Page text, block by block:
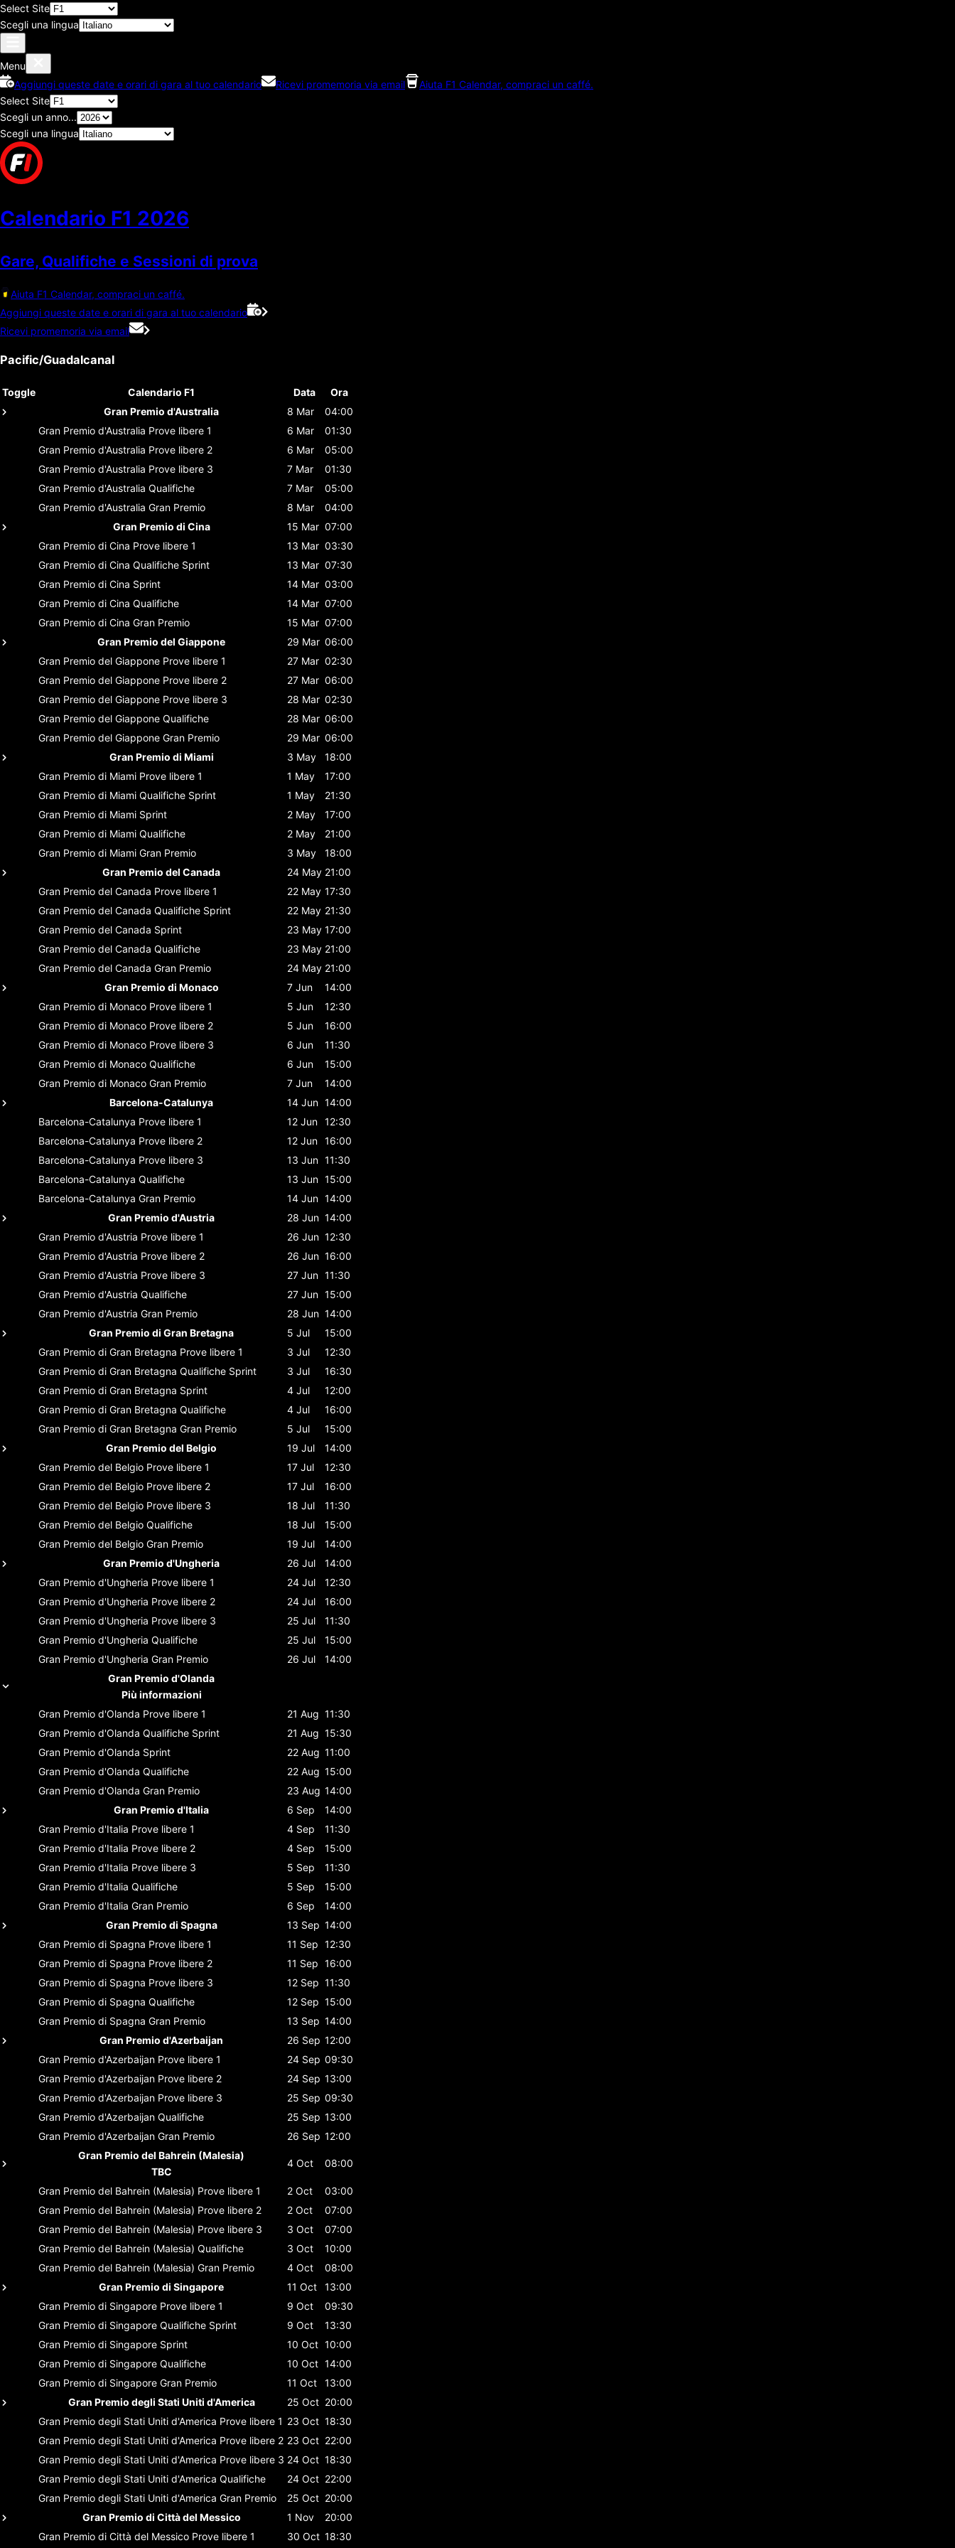
Select Site
Scegli una lingua
Menu
Aggiungi queste date e orari di gara al tuo calendario
Ricevi promemoria via email
Aiuta F1 Calendar, compraci un caffé.
Select Site
Scegli un anno...
Scegli una lingua
Calendario F1 2026
Gare, Qualifiche e Sessioni di prova
Aiuta F1 Calendar, compraci un caffé.
Aggiungi queste date e orari di gara al tuo calendario
Ricevi promemoria via email
Pacific/Guadalcanal
Toggle Calendario F1 Data
Ora
Gran Premio d'Australia
8 Mar
04:00
Gran Premio d'Australia Prove libere 1 6 Mar
01:30
Gran Premio d'Australia Prove libere 2 6 Mar
05:00
Gran Premio d'Australia Prove libere 3 7 Mar
01:30
Gran Premio d'Australia Qualifiche 7 Mar
05:00
Gran Premio d'Australia Gran Premio 8 Mar
04:00
Gran Premio di Cina
15 Mar 07:00
Gran Premio di Cina Prove libere 1 13 Mar 03:30
Gran Premio di Cina Qualifiche Sprint 13 Mar 07:30
Gran Premio di Cina Sprint 14 Mar 03:00
Gran Premio di Cina Qualifiche 14 Mar 07:00
Gran Premio di Cina Gran Premio 15 Mar 07:00
Gran Premio del Giappone
29 Mar 06:00
Gran Premio del Giappone Prove libere 1 27 Mar 02:30
Gran Premio del Giappone Prove libere 2 27 Mar 06:00
Gran Premio del Giappone Prove libere 3 28 Mar 02:30
Gran Premio del Giappone Qualifiche 28 Mar 06:00
Gran Premio del Giappone Gran Premio 29 Mar 06:00
Gran Premio di Miami
3 May
18:00
Gran Premio di Miami Prove libere 1 1 May
17:00
Gran Premio di Miami Qualifiche Sprint 1 May
21:30
Gran Premio di Miami Sprint 2 May
17:00
Gran Premio di Miami Qualifiche 2 May
21:00
Gran Premio di Miami Gran Premio 3 May
18:00
Gran Premio del Canada
24 May 21:00
Gran Premio del Canada Prove libere 1 22 May 17:30
Gran Premio del Canada Qualifiche Sprint 22 May 21:30
Gran Premio del Canada Sprint 23 May 17:00
Gran Premio del Canada Qualifiche 23 May 21:00
Gran Premio del Canada Gran Premio 24 May 21:00
Gran Premio di Monaco
7 Jun
14:00
Gran Premio di Monaco Prove libere 1 5 Jun
12:30
Gran Premio di Monaco Prove libere 2 5 Jun
16:00
Gran Premio di Monaco Prove libere 3 6 Jun
11:30
Gran Premio di Monaco Qualifiche 6 Jun
15:00
Gran Premio di Monaco Gran Premio 7 Jun
14:00
Barcelona-Catalunya
14 Jun 14:00
Barcelona-Catalunya Prove libere 1 12 Jun 12:30
Barcelona-Catalunya Prove libere 2 12 Jun 16:00
Barcelona-Catalunya Prove libere 3 13 Jun 11:30
Barcelona-Catalunya Qualifiche 13 Jun 15:00
Barcelona-Catalunya Gran Premio 14 Jun 14:00
Gran Premio d'Austria
28 Jun 14:00
Gran Premio d'Austria Prove libere 1 26 Jun 12:30
Gran Premio d'Austria Prove libere 2 26 Jun 16:00
Gran Premio d'Austria Prove libere 3 27 Jun 11:30
Gran Premio d'Austria Qualifiche 27 Jun 15:00
Gran Premio d'Austria Gran Premio 28 Jun 14:00
Gran Premio di Gran Bretagna
5 Jul
15:00
Gran Premio di Gran Bretagna Prove libere 1 3 Jul
12:30
Gran Premio di Gran Bretagna Qualifiche Sprint 3 Jul
16:30
Gran Premio di Gran Bretagna Sprint 4 Jul
12:00
Gran Premio di Gran Bretagna Qualifiche 4 Jul
16:00
Gran Premio di Gran Bretagna Gran Premio 5 Jul
15:00
Gran Premio del Belgio
19 Jul
14:00
Gran Premio del Belgio Prove libere 1 17 Jul
12:30
Gran Premio del Belgio Prove libere 2 17 Jul
16:00
Gran Premio del Belgio Prove libere 3 18 Jul
11:30
Gran Premio del Belgio Qualifiche 18 Jul
15:00
Gran Premio del Belgio Gran Premio 19 Jul
14:00
Gran Premio d'Ungheria
26 Jul
14:00
Gran Premio d'Ungheria Prove libere 1 24 Jul
12:30
Gran Premio d'Ungheria Prove libere 2 24 Jul
16:00
Gran Premio d'Ungheria Prove libere 3 25 Jul
11:30
Gran Premio d'Ungheria Qualifiche 25 Jul
15:00
Gran Premio d'Ungheria Gran Premio 26 Jul
14:00
Gran Premio d'Olanda
Più informazioni
Gran Premio d'Olanda Prove libere 1 21 Aug 11:30
Gran Premio d'Olanda Qualifiche Sprint 21 Aug 15:30
Gran Premio d'Olanda Sprint 22 Aug 11:00
Gran Premio d'Olanda Qualifiche 22 Aug 15:00
Gran Premio d'Olanda Gran Premio 23 Aug 14:00
Gran Premio d'Italia
6 Sep
14:00
Gran Premio d'Italia Prove libere 1 4 Sep
11:30
Gran Premio d'Italia Prove libere 2 4 Sep
15:00
Gran Premio d'Italia Prove libere 3 5 Sep
11:30
Gran Premio d'Italia Qualifiche 5 Sep
15:00
Gran Premio d'Italia Gran Premio 6 Sep
14:00
Gran Premio di Spagna
13 Sep 14:00
Gran Premio di Spagna Prove libere 1 11 Sep 12:30
Gran Premio di Spagna Prove libere 2 11 Sep 16:00
Gran Premio di Spagna Prove libere 3 12 Sep 11:30
Gran Premio di Spagna Qualifiche 12 Sep 15:00
Gran Premio di Spagna Gran Premio 13 Sep 14:00
Gran Premio d'Azerbaijan
26 Sep 12:00
Gran Premio d'Azerbaijan Prove libere 1 24 Sep 09:30
Gran Premio d'Azerbaijan Prove libere 2 24 Sep 13:00
Gran Premio d'Azerbaijan Prove libere 3 25 Sep 09:30
Gran Premio d'Azerbaijan Qualifiche 25 Sep 13:00
Gran Premio d'Azerbaijan Gran Premio 26 Sep 12:00
Gran Premio del Bahrein (Malesia)
TBC
4 Oct 08:00
Gran Premio del Bahrein (Malesia) Prove libere 1 2 Oct
03:00
Gran Premio del Bahrein (Malesia) Prove libere 2 2 Oct
07:00
Gran Premio del Bahrein (Malesia) Prove libere 3 3 Oct
07:00
Gran Premio del Bahrein (Malesia) Qualifiche 3 Oct
10:00
Gran Premio del Bahrein (Malesia) Gran Premio 4 Oct
08:00
Gran Premio di Singapore
11 Oct
13:00
Gran Premio di Singapore Prove libere 1 9 Oct
09:30
Gran Premio di Singapore Qualifiche Sprint 9 Oct
13:30
Gran Premio di Singapore Sprint 10 Oct 10:00
Gran Premio di Singapore Qualifiche 10 Oct 14:00
Gran Premio di Singapore Gran Premio 11 Oct
13:00
Gran Premio degli Stati Uniti d'America
25 Oct 20:00
Gran Premio degli Stati Uniti d'America Prove libere 1 23 Oct 18:30
Gran Premio degli Stati Uniti d'America Prove libere 2 23 Oct 22:00
Gran Premio degli Stati Uniti d'America Prove libere 3 24 Oct 18:30
Gran Premio degli Stati Uniti d'America Qualifiche 24 Oct 22:00
Gran Premio degli Stati Uniti d'America Gran Premio 25 Oct 20:00
Gran Premio di Città del Messico
1 Nov
20:00
Gran Premio di Città del Messico Prove libere 1 30 Oct 18:30